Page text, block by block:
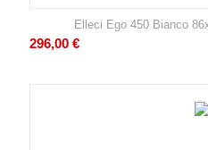
Elleci Ego 450 Bianco
296,00 €